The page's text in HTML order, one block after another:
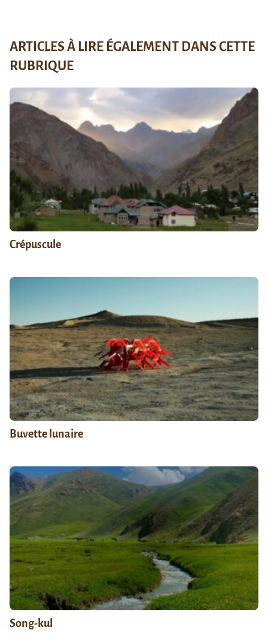
ARTICLES À LIRE ÉGALEMENT DANS CETTE
RUBRIQUE
Crépuscule
Buvette lunaire
Song-kul